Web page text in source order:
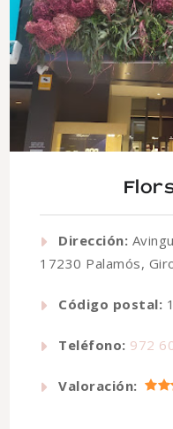
Dirección:
17230 Palamós,
Código postal:
Teléfono: 972
Valoración: